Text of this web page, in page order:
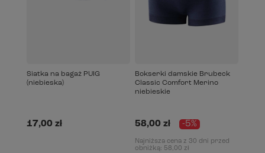
Siatka na bagaż PUIG
(niebieska)
17,00 zł
Bokserki damskie Brubeck
Classic Comfort Merino
niebieskie
58,00 zł -5%
Najniższa cena z 30 dni przed
obniżką: 58,00 zł